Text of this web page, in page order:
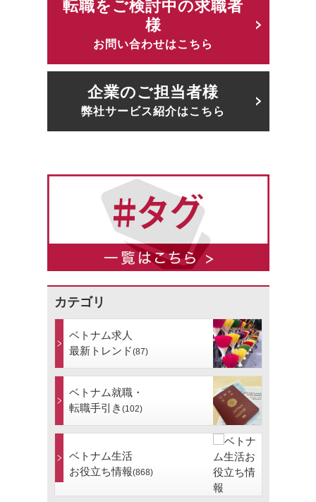
転職をご検討中の求職者
様
お問い合わせはこちら
企業のご担当者様
弊社サービス紹介はこちら
カテゴリ
ベトナム求人
最新トレンド(87)
ベトナム就職・
転職手引き (102)
ベトナム生活
お役立ち情報(868)